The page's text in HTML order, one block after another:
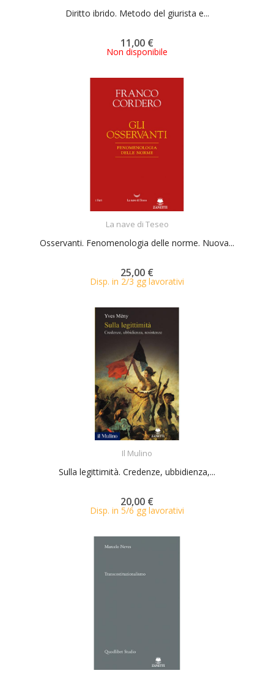
Diritto ibrido. Metodo del giurista e...
11,00 €
Non disponibile
La nave di Teseo
Osservanti. Fenomenologia delle norme. Nuova...
25,00 €
Disp. in 2/3 gg lavorativi
Il Mulino
Sulla legittimità. Credenze, ubbidienza,...
20,00 €
Disp. in 5/6 gg lavorativi